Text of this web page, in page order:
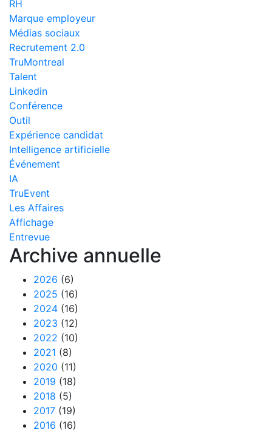
RH
Marque employeur
Médias sociaux
Recrutement 2.0
TruMontreal
Talent
Linkedin
Conférence
Outil
Expérience candidat
Intelligence artificielle
Événement
IA
TruEvent
Les Affaires
Affichage
Entrevue
Archive annuelle
2026 (6)
2025 (16)
2024 (16)
2023 (12)
2022 (10)
2021 (8)
2020 (11)
2019 (18)
2018 (5)
2017 (19)
2016 (16)